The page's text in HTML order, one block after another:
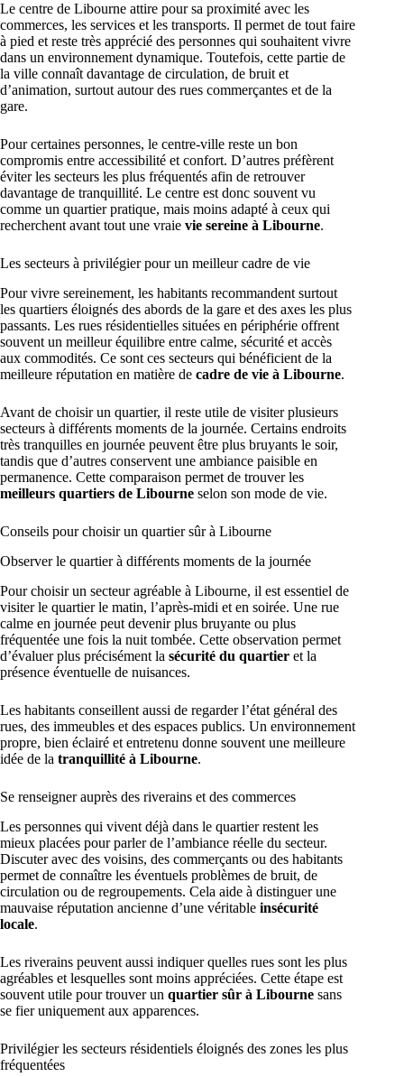
Le centre de Libourne attire pour sa proximité avec les
commerces, les services et les transports. Il permet de tout faire
à pied et reste très apprécié des personnes qui souhaitent vivre
dans un environnement dynamique. Toutefois, cette partie de
la ville connaît davantage de circulation, de bruit et
d’animation, surtout autour des rues commerçantes et de la
gare.
Pour certaines personnes, le centre-ville reste un bon
compromis entre accessibilité et confort. D’autres préfèrent
éviter les secteurs les plus fréquentés afin de retrouver
davantage de tranquillité. Le centre est donc souvent vu
comme un quartier pratique, mais moins adapté à ceux qui
recherchent avant tout une vraie vie sereine à Libourne.
Les secteurs à privilégier pour un meilleur cadre de vie
Pour vivre sereinement, les habitants recommandent surtout
les quartiers éloignés des abords de la gare et des axes les plus
passants. Les rues résidentielles situées en périphérie offrent
souvent un meilleur équilibre entre calme, sécurité et accès
aux commodités. Ce sont ces secteurs qui bénéficient de la
meilleure réputation en matière de cadre de vie à Libourne.
Avant de choisir un quartier, il reste utile de visiter plusieurs
secteurs à différents moments de la journée. Certains endroits
très tranquilles en journée peuvent être plus bruyants le soir,
tandis que d’autres conservent une ambiance paisible en
permanence. Cette comparaison permet de trouver les
meilleurs quartiers de Libourne selon son mode de vie.
Conseils pour choisir un quartier sûr à Libourne
Observer le quartier à différents moments de la journée
Pour choisir un secteur agréable à Libourne, il est essentiel de
visiter le quartier le matin, l’après-midi et en soirée. Une rue
calme en journée peut devenir plus bruyante ou plus
fréquentée une fois la nuit tombée. Cette observation permet
d’évaluer plus précisément la sécurité du quartier et la
présence éventuelle de nuisances.
Les habitants conseillent aussi de regarder l’état général des
rues, des immeubles et des espaces publics. Un environnement
propre, bien éclairé et entretenu donne souvent une meilleure
idée de la tranquillité à Libourne.
Se renseigner auprès des riverains et des commerces
Les personnes qui vivent déjà dans le quartier restent les
mieux placées pour parler de l’ambiance réelle du secteur.
Discuter avec des voisins, des commerçants ou des habitants
permet de connaître les éventuels problèmes de bruit, de
circulation ou de regroupements. Cela aide à distinguer une
mauvaise réputation ancienne d’une véritable insécurité
locale.
Les riverains peuvent aussi indiquer quelles rues sont les plus
agréables et lesquelles sont moins appréciées. Cette étape est
souvent utile pour trouver un quartier sûr à Libourne sans
se fier uniquement aux apparences.
Privilégier les secteurs résidentiels éloignés des zones les plus
fréquentées